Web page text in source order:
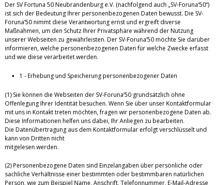
Der SV Fortuna 50 Neubrandenburg e.V. (nachfolgend auch „SV-Foruna‘50“)
ist sich der Bedeutung Ihrer personenbezogenen Daten bewusst. Die SV-
Foruna’50 nimmt diese Verantwortung ernst und ergreift diverse
Maßnahmen, um den Schutz Ihrer Privatsphäre während der Nutzung
unserer Webseiten zu gewährleisten. Der SV-Foruna’50 möchte Sie darüber
informieren, welche personenbezogenen Daten für welche Zwecke erfasst
und wie diese verarbeitet werden.
1 - Erhebung und Speicherung personenbezogener Daten
(1) Sie können die Webseiten der SV-Foruna’50 grundsätzlich ohne
Offenlegung Ihrer Identität besuchen. Wenn Sie über unser Kontaktformular
mit uns in Kontakt treten möchten, fragen wir personenbezogene Daten ab.
Diese Informationen helfen uns dabei, Ihr Anliegen zu bearbeiten.
Die Datenübertragung aus dem Kontaktformular erfolgt verschlüsselt und
kann von Dritten nicht
mitgelesen werden.
(2) Personenbezogene Daten sind Einzelangaben über persönliche oder
sachliche Verhältnisse einer bestimmten oder bestimmbaren natürlichen
Person, wie zum Beispiel Name, Anschrift, Telefonnummer, E-Mail-Adresse